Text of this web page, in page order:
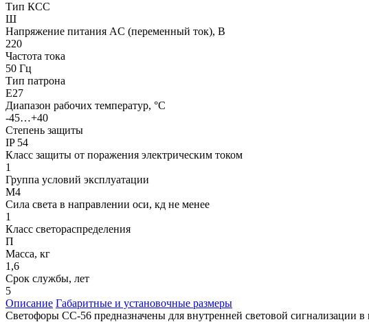
Тип КСС
Ш
Напряжение питания AC (переменный ток), В
220
Частота тока
50 Гц
Тип патрона
Е27
Диапазон рабочих температур, °С
-45…+40
Степень защиты
IP 54
Класс защиты от поражения электрическим током
1
Группа условий эксплуатации
М4
Сила света в направлении оси, кд не менее
1
Класс светораспределения
П
Масса, кг
1,6
Срок службы, лет
5
Описание Габаритные и установочные размеры
Светофоры СС-56 предназначены для внутренней световой сигнализации